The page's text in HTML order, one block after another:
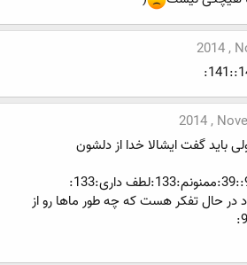
2014 ,
2014 ,
باید گفت ایشالا خدا از دلشون
در حال تفکر هست که چه طور ماها رو از